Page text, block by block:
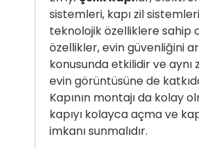
sistemleri, kapı zil
teknolojik özelliklere sahip
özellikler, evin güvenliğini
konusunda etkilidir ve aynı
evin görüntüsüne de
Kapının montajı da kolay
kapıyı kolayca açma ve
imkanı sunmalıdır.